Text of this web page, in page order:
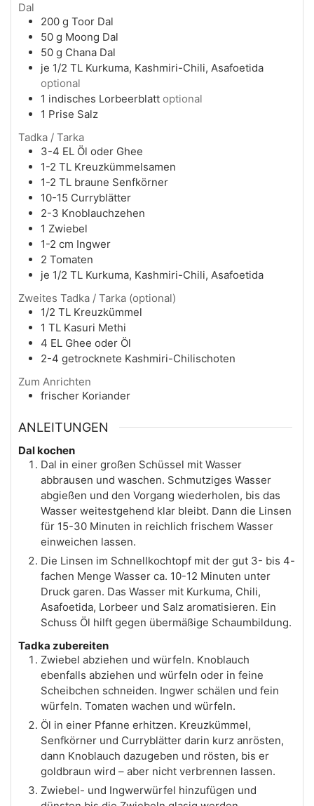
Dal
200 g Toor Dal
50 g Moong Dal
50 g Chana Dal
je 1/2 TL Kurkuma, Kashmiri-Chili, Asafoetida
optional
1 indisches Lorbeerblatt optional
1 Prise Salz
Tadka / Tarka
3-4 EL Öl oder Ghee
1-2 TL Kreuzkümmelsamen
1-2 TL braune Senfkörner
10-15 Curryblätter
2-3 Knoblauchzehen
1 Zwiebel
1-2 cm Ingwer
2 Tomaten
je 1/2 TL Kurkuma, Kashmiri-Chili, Asafoetida
Zweites Tadka / Tarka (optional)
1/2 TL Kreuzkümmel
1 TL Kasuri Methi
4 EL Ghee oder Öl
2-4 getrocknete Kashmiri-Chilischoten
Zum Anrichten
frischer Koriander
ANLEITUNGEN
Dal kochen
Dal in einer großen Schüssel mit Wasser
abbrausen und waschen. Schmutziges Wasser
abgießen und den Vorgang wiederholen, bis das
Wasser weitestgehend klar bleibt. Dann die Linsen
für 15-30 Minuten in reichlich frischem Wasser
einweichen lassen.
Die Linsen im Schnellkochtopf mit der gut 3- bis 4-
fachen Menge Wasser ca. 10-12 Minuten unter
Druck garen. Das Wasser mit Kurkuma, Chili,
Asafoetida, Lorbeer und Salz aromatisieren. Ein
Schuss Öl hilft gegen übermäßige Schaumbildung.
Tadka zubereiten
Zwiebel abziehen und würfeln. Knoblauch
ebenfalls abziehen und würfeln oder in feine
Scheibchen schneiden. Ingwer schälen und fein
würfeln. Tomaten wachen und würfeln.
Öl in einer Pfanne erhitzen. Kreuzkümmel,
Senfkörner und Curryblätter darin kurz anrösten,
dann Knoblauch dazugeben und rösten, bis er
goldbraun wird – aber nicht verbrennen lassen.
Zwiebel- und Ingwerwürfel hinzufügen und